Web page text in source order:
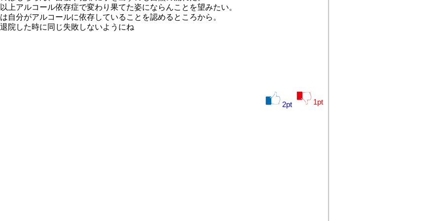
以上アルコール依存症で変わり果てた姿にならんことを望みたい。
は自分がアルコールに依存していることを認めるところから。
退院した時に同じ失敗しないようにね
2pt 1pt